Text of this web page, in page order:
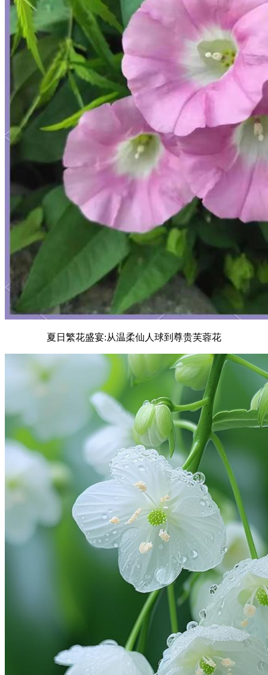
夏日繁花盛宴:从温柔仙人球到尊贵芙蓉花